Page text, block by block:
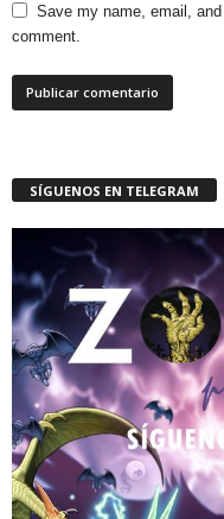
Save my name, email,
comment.
SÍGUENOS EN TELEGRAM